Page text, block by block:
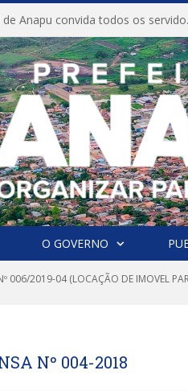
CONVITE A Prefeitura Municipal
O GOVERNO
006/2019-04 (LOCAÇÃO DE IMOVEL
Nº 004-2018